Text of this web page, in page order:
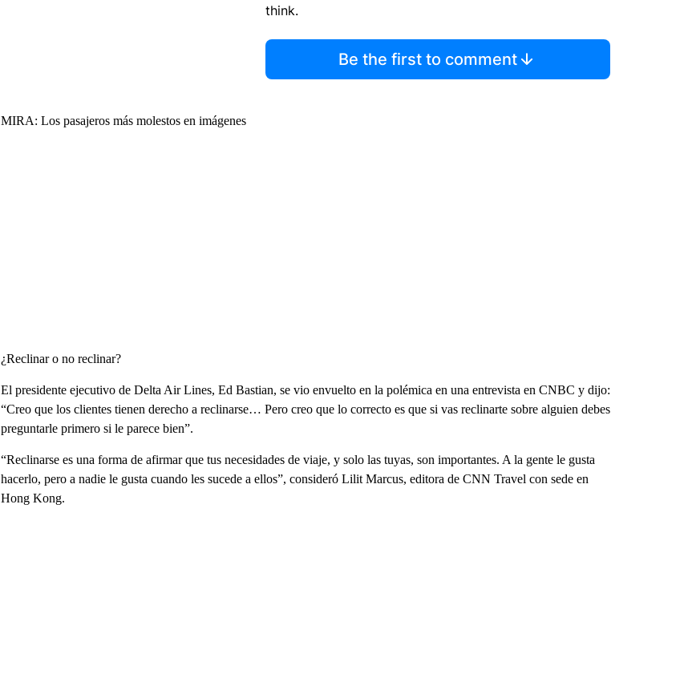
think.
Be the first to comment
MIRA: Los pasajeros más molestos en imágenes
¿Reclinar o no reclinar?
El presidente ejecutivo de Delta Air Lines, Ed Bastian, se vio envuelto en la polémica en una entrevista en CNBC y dijo:
“Creo que los clientes tienen derecho a reclinarse… Pero creo que lo correcto es que si vas reclinarte sobre alguien debes
preguntarle primero si le parece bien”.
“Reclinarse es una forma de afirmar que tus necesidades de viaje, y solo las tuyas, son importantes. A la gente le gusta
hacerlo, pero a nadie le gusta cuando les sucede a ellos”, consideró Lilit Marcus, editora de CNN Travel con sede en
Hong Kong.